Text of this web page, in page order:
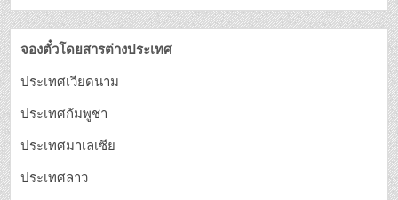
จองตั๋วโดยสารต่างประเทศ
ประเทศเวียดนาม
ประเทศกัมพูชา
ประเทศมาเลเซีย
ประเทศลาว